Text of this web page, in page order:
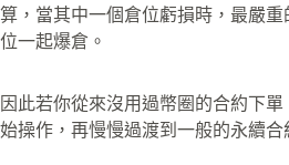
算，當其中一個倉位虧損時，最嚴
位一起爆倉。
因此若你從來沒用過幣圈的合約下
始操作，再慢慢過渡到一般的永續合